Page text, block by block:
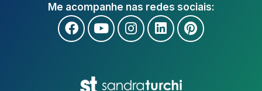
Me acompanhe nas redes sociais: